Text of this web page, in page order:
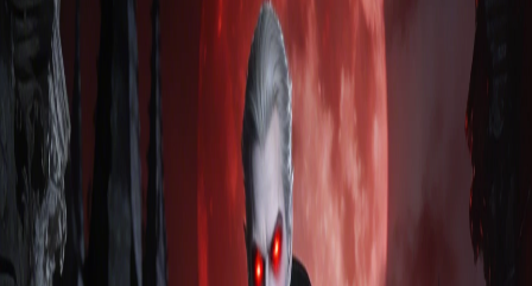
ホーム
アセット